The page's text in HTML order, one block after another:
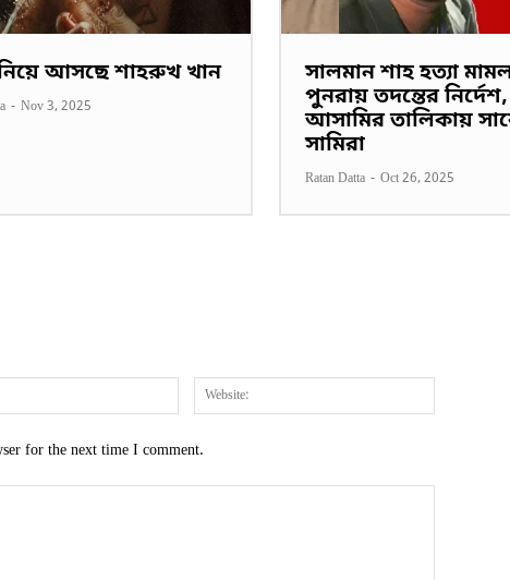
নিয়ে আসছে শাহরুখ খান
- Nov 3, 2025
সালমান শাহ হত্যা
পুনরায় তদন্তের নির্দেশ,
আসামির তালিকায়
সামিরা
Ratan Datta - Oct 26, 2025
Email:*
for the next time I comment.